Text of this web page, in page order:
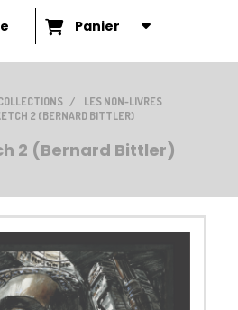
Panier
LES NON-LIVRES
2 (BERNARD BITTLER)
2 (Bernard Bittler)